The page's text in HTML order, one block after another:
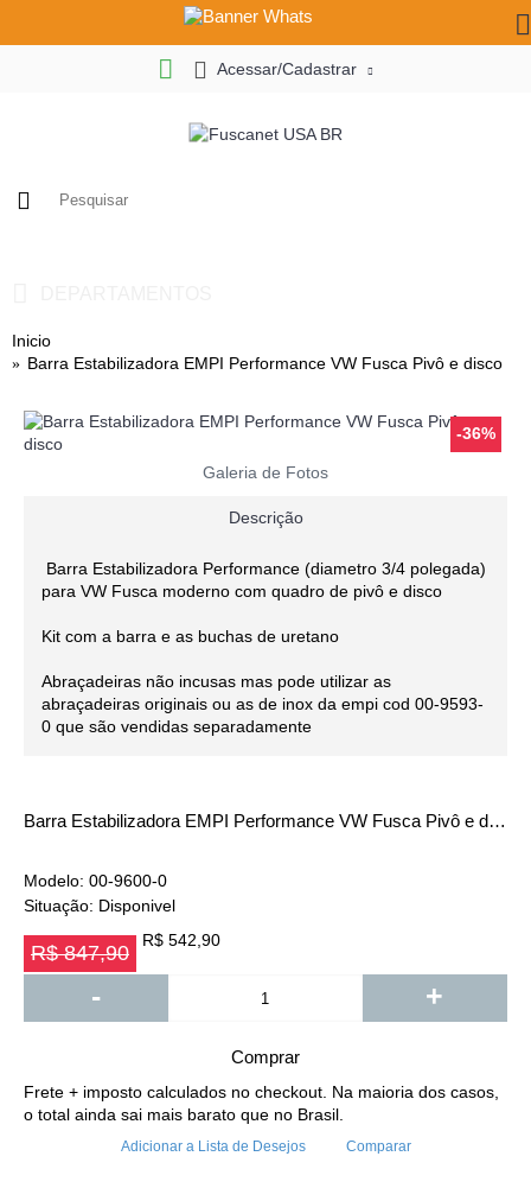
Acessar/Cadastrar
Inicio
Barra Estabilizadora EMPI Performance VW Fusca Pivô e disco
-36%
Galeria de Fotos
Descrição
Barra Estabilizadora Performance (diametro 3/4 polegada)
para VW Fusca moderno com quadro de pivô e disco
Kit com a barra e as buchas de uretano
Abraçadeiras não incusas mas pode utilizar as
abraçadeiras originais ou as de inox da empi cod 00-9593-
0 que são vendidas separadamente
Barra Estabilizadora EMPI Performance VW Fusca Pivô e disco
Modelo: 00-9600-0
Situação: Disponivel
R$ 847,90
R$ 542,90
- +
Comprar
Frete + imposto calculados no checkout. Na maioria dos casos,
o total ainda sai mais barato que no Brasil.
Adicionar a Lista de Desejos Comparar